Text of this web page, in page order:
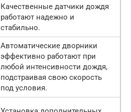
Качественные датчики дождя
работают надежно и
стабильно.
Автоматические дворники
эффективно работают при
любой интенсивности дождя,
подстраивая свою скорость
под условия.